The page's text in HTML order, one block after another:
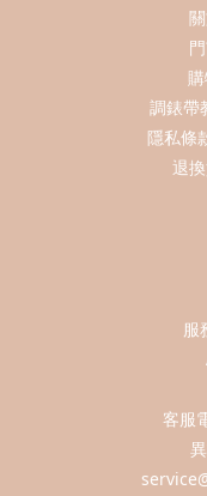
調錶帶
隱私條
退
服
客服